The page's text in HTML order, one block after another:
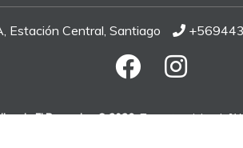
Estación Central, Santiago
El Peregrino © 2026¿Te gusta mi tienda?